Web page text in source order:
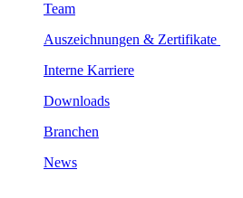
Team
Auszeichnungen & Zertifikate
Interne Karriere
Downloads
Branchen
News